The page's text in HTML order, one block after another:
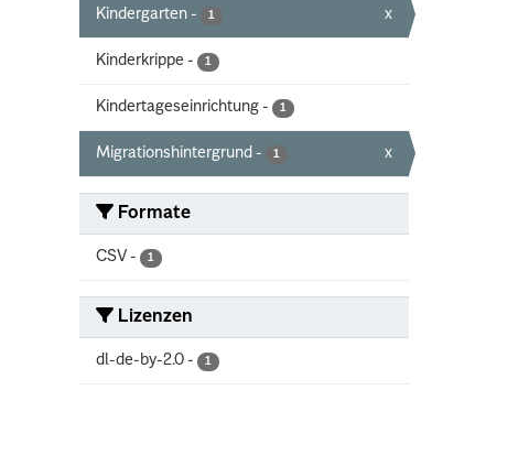
Kindergarten - 1 x
Kinderkrippe - 1
Kindertageseinrichtung - 1
Migrationshintergrund - 1 x
Formate
CSV - 1
Lizenzen
dl-de-by-2.0 - 1